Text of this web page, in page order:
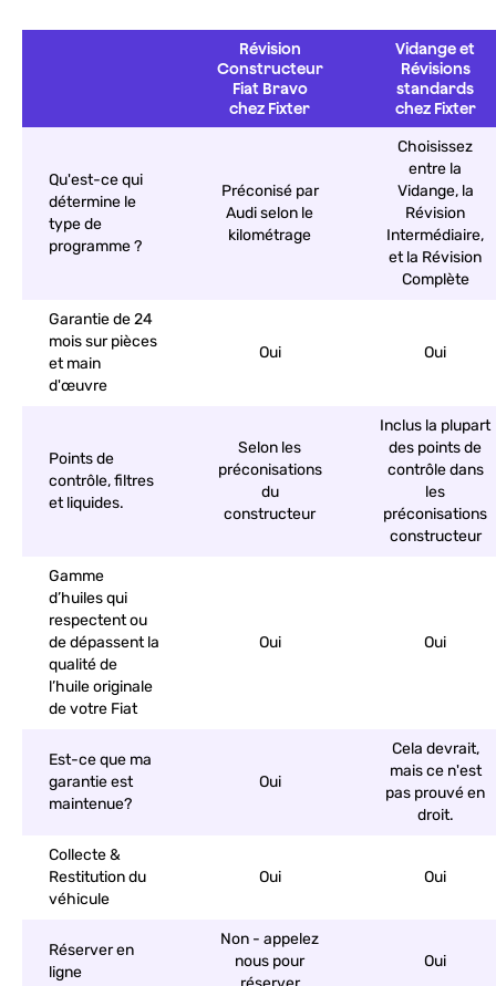
Révision
Constructeur
Fiat Bravo
chez Fixter
Vidange et
Révisions
standards
chez Fixter
Qu'est-ce qui
détermine le
type de
programme ?
Préconisé par
Audi selon le
kilométrage
Choisissez
entre la
Vidange, la
Révision
Intermédiaire,
et la Révision
Complète
Garantie de 24
mois sur pièces
et main
d'œuvre
Oui Oui
Points de
contrôle, filtres
et liquides.
Selon les
préconisations
du
constructeur
Inclus la plupart
des points de
contrôle dans
les
préconisations
constructeur
Gamme
d’huiles qui
respectent ou
de dépassent la
qualité de
l’huile originale
de votre Fiat
Oui Oui
Est-ce que ma
garantie est
maintenue?
Oui
Cela devrait,
mais ce n'est
pas prouvé en
droit.
Collecte &
Restitution du
véhicule
Oui Oui
Réserver en
ligne
Non - appelez
nous pour
Oui